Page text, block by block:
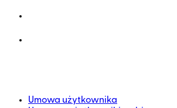
Umowa użytkownika